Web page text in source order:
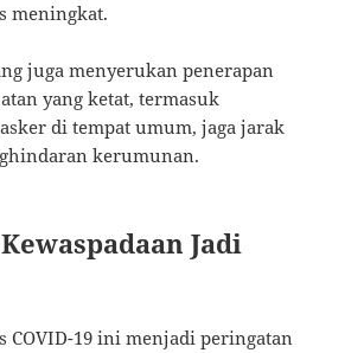
meningkat.
juga menyerukan penerapan
yang ketat, termasuk
di tempat umum, jaga jarak
kerumunan.
Jadi
COVID-19 ini menjadi peringatan